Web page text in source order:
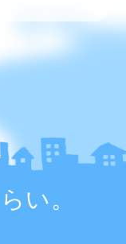
い。